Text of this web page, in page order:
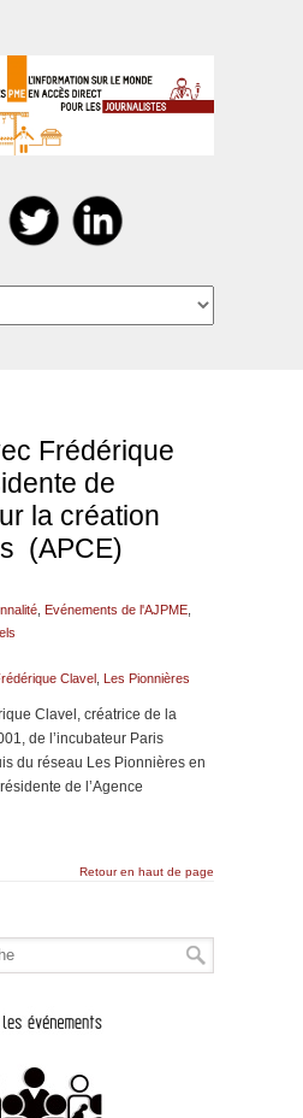
Frédérique
de
la création
(APCE)
Evénements de l'AJPME
Clavel Les Pionnières
Clavel, créatrice de la
de l’incubateur Paris
du réseau Les Pionnières en
de l’Agence
Retour en haut de page